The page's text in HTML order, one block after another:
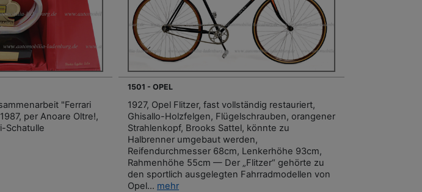
"Ferrari
per Anoare Oltre!,
Schatulle
1501 - OPEL
1927, Opel Flitzer, fast vollständig restauriert,
Ghisallo-Holzfelgen, Flügelschrauben, orangener
Strahlenkopf, Brooks Sattel, könnte zu
Halbrenner umgebaut werden,
Reifendurchmesser 68cm, Lenkerhöhe 93cm,
Rahmenhöhe 55cm — Der „Flitzer“ gehörte zu
den sportlich ausgelegten Fahrradmodellen von
Opel... mehr